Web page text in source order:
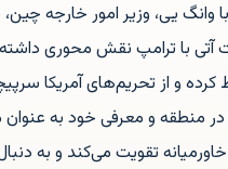
با وانگ یی، وزیر امور خارجه
آتی با ترامپ نقش محوری
و از تحریم‌های آمریکا
منطقه و معرفی خود به عنوان
تقویت می‌کند و به